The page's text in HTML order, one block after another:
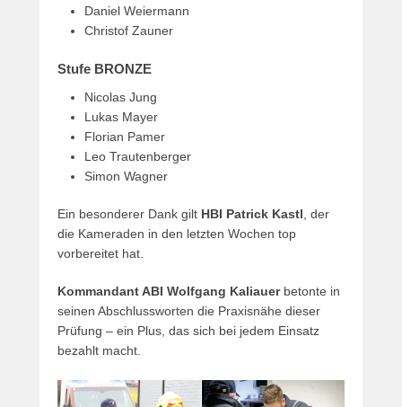
Daniel Weiermann
Christof Zauner
Stufe BRONZE
Nicolas Jung
Lukas Mayer
Florian Pamer
Leo Trautenberger
Simon Wagner
Ein besonderer Dank gilt HBI Patrick Kastl , der
die Kameraden in den letzten Wochen top
vorbereitet hat.
Kommandant ABI Wolfgang Kaliauerbetonte in
seinen Abschlussworten die Praxisnähe dieser
Prüfung – ein Plus, das sich bei jedem Einsatz
bezahlt macht.